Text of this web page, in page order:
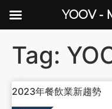
Tag:
2023年餐飲業新趨勢
YOOV -